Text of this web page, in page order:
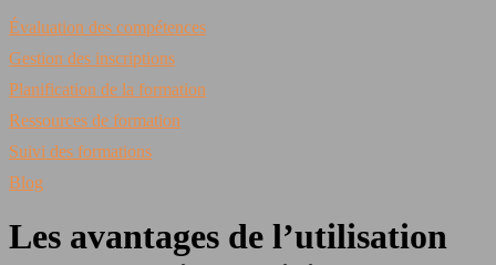
Évaluation des compétences
Gestion des inscriptions
Planification de la formation
Ressources de formation
Suivi des formations
Blog
Les avantages de l’utilisation